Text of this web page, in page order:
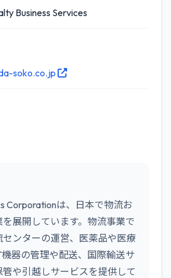
Business Services
soko.co.jp
Corporationは、日本で物流お
展開しています。物流事業で
ンターの運営、医薬品や医療
器の管理や配送、国際輸送サ
や引越しサービスを提供して